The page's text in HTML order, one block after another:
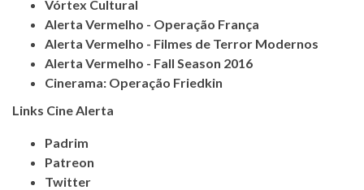
Vórtex Cultural
Alerta Vermelho - Operação França
Alerta Vermelho - Filmes de Terror Modernos
Alerta Vermelho - Fall Season 2016
Cinerama: Operação Friedkin
Links Cine Alerta
Padrim
Patreon
Twitter